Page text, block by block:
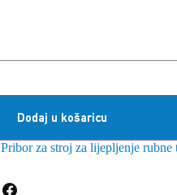
Dodaj u košaricu
Pribor za stroj za lijepljenje rubne